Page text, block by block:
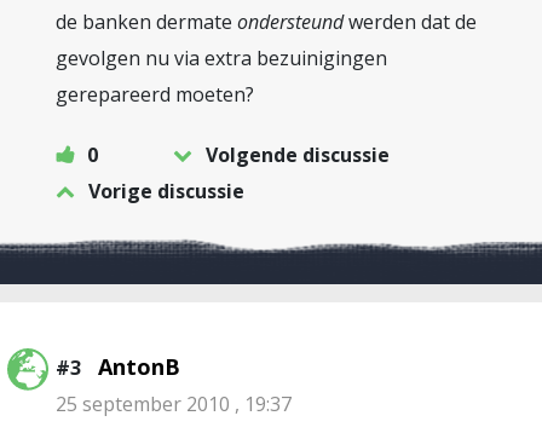
de banken dermate ondersteundwerden dat de
gevolgen nu via extra bezuinigingen
gerepareerd moeten?
0
Volgende discussie
Vorige discussie
#3 AntonB
25 september 2010 , 19:37